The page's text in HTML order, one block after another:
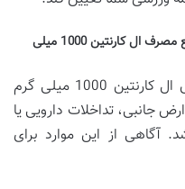
عوارض جانبی، تداخلات دارویی و موارد منع مصرف ال کارنتین 1000 میلی
همانند هر مکمل غذایی دیگر، قرص ال کارنتین 1000 میلی گرم
جانبی، تداخلات دارویی یا
آگاهی از این موارد برای